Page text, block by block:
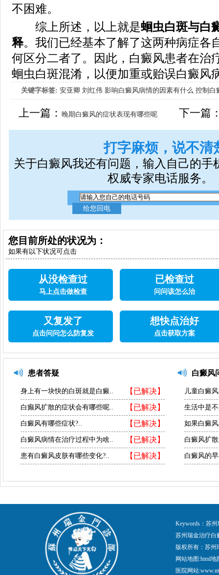
不困难。
综上所述，以上就是蛔虫白斑与白
释。我们已经基本了解了这两种病症各
何区分二者了。因此，白癜风患者在治
蛔虫白斑混淆，以便加重或贻误白癜风
关键字标签: 安亚卿 刘红伟 影响白癜风病情的因素有什么 控制白
女生应该如何治疗呢
上一篇：晚期白癜风的症状表现有哪些呢 下一篇
打字麻烦，说不清
关于白癜风我还有问题，输入自己的手
权威专家电话服务。
您目前所处的状况为：
如果有以下状况可点击
从没检查过
马上点击做检查
已检查过
问问该怎么治
又复发了
点击问问怎么防复发
想快点治好
点击获取方案
患者答疑
【已解决】
身上有一块快的白斑就是白癜..
【已解决】
白癫风扩散的症状会有哪些呢..
【已解决】
白癜风有哪些症状?..
【已解决】
白癜风病情在治疗过程中为啥..
【已解决】
患有白癜风皮肤有哪些变化?..
白癜风
儿童白癜
生活中是
如果白癜
白癜风扩
白癜风的
Keywords：苏
苏州瑞金治疗白
版权所有：苏
网站地图:html地
医院网站